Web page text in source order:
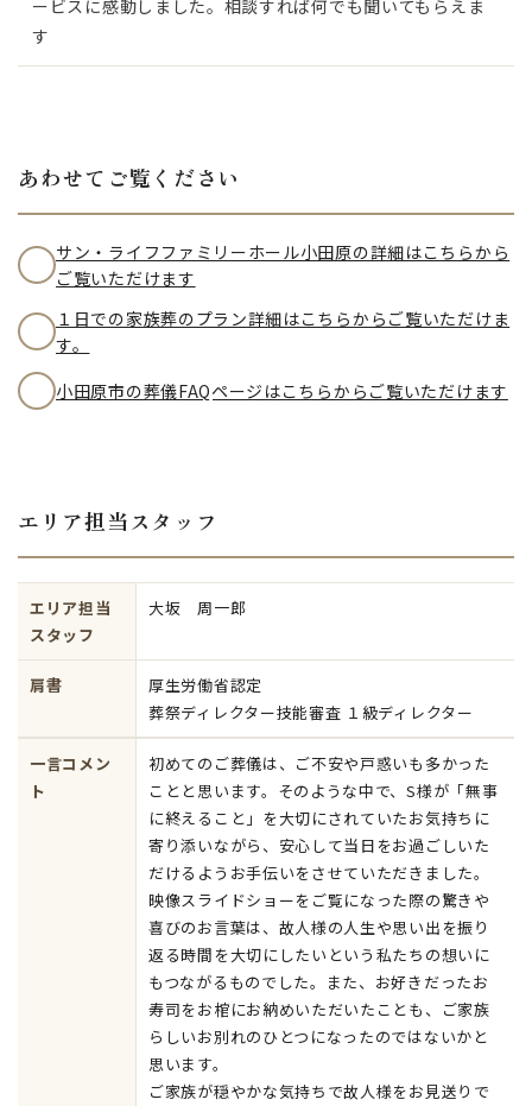
ービスに感動しました。相談すれば何でも聞いてもらえま
す
あわせてご覧ください
サン・ライフファミリーホール小田原の詳細はこちらから
ご覧いただけます
１日での家族葬のプラン詳細はこちらからご覧いただけま
す。
小田原市の葬儀FAQページはこちらからご覧いただけます
エリア担当スタッフ
エリア担当
スタッフ
大坂 周一郎
肩書
厚生労働省認定
葬祭ディレクター技能審査 １級ディレクター
一言コメン
ト
初めてのご葬儀は、ご不安や戸惑いも多かった
ことと思います。そのような中で、S様が「無事
に終えること」を大切にされていたお気持ちに
寄り添いながら、安心して当日をお過ごしいた
だけるようお手伝いをさせていただきました。
映像スライドショーをご覧になった際の驚きや
喜びのお言葉は、故人様の人生や思い出を振り
返る時間を大切にしたいという私たちの想いに
もつながるものでした。また、お好きだったお
寿司をお棺にお納めいただいたことも、ご家族
らしいお別れのひとつになったのではないかと
思います。
ご家族が穏やかな気持ちで故人様をお見送りで